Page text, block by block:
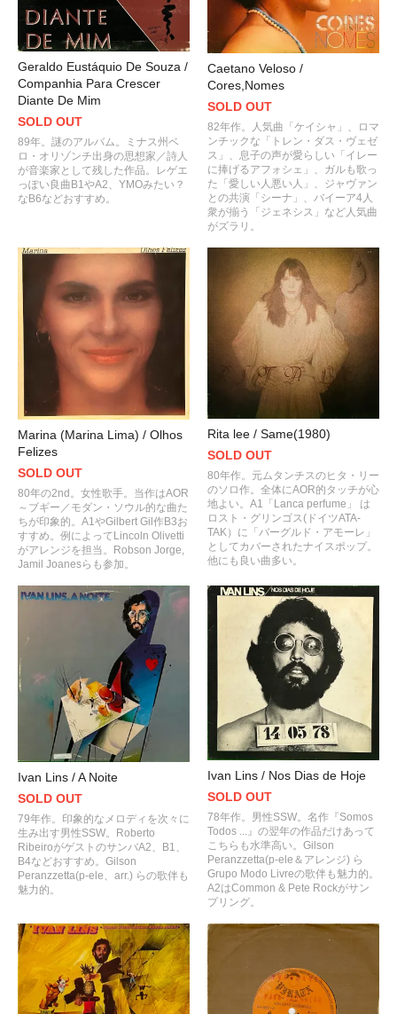
Geraldo Eustáquio De Souza /
Companhia Para Crescer
Diante De Mim
SOLD OUT
89年。謎のアルバム。ミナス州ベ
ロ・オリゾンチ出身の思想家／詩人
が音楽家として残した作品。レゲエ
っぽい良曲B1やA2、YMOみたい？
なB6などおすすめ。
Caetano Veloso /
Cores,Nomes
SOLD OUT
82年作。人気曲「ケイシャ」、ロマ
ンチックな「トレン・ダス・ヴェゼ
ス」、息子の声が愛らしい「イレー
に捧げるアフォシェ」、ガルも歌っ
た「愛しい人悪い人」、ジャヴァン
との共演「シーナ」、バイーア4人
衆が揃う「ジェネシス」など人気曲
がズラリ。
Marina (Marina Lima) / Olhos
Felizes
SOLD OUT
80年の2nd。女性歌手。当作はAOR
～ブギー／モダン・ソウル的な曲た
ちが印象的。A1やGilbert Gil作B3お
すすめ。例によってLincoln Olivetti
がアレンジを担当。Robson Jorge,
Jamil Joanesらも参加。
Rita lee / Same(1980)
SOLD OUT
80年作。元ムタンチスのヒタ・リー
のソロ作。全体にAOR的タッチが心
地よい。A1「Lanca perfume」 は
ロスト・グリンゴス(ドイツATA-
TAK）に「バーグルド・アモーレ」
としてカバーされたナイスポップ。
他にも良い曲多い。
Ivan Lins / A Noite
SOLD OUT
79年作。印象的なメロディを次々に
生み出す男性SSW。Roberto
RibeiroがゲストのサンバA2、B1、
B4などおすすめ。Gilson
Peranzzetta(p-ele、arr.) らの歌伴も
魅力的。
Ivan Lins / Nos Dias de Hoje
SOLD OUT
78年作。男性SSW。名作『Somos
Todos ...』の翌年の作品だけあって
こちらも水準高い。Gilson
Peranzzetta(p-ele＆アレンジ) ら
Grupo Modo Livreの歌伴も魅力的。
A2はCommon & Pete Rockがサン
プリング。